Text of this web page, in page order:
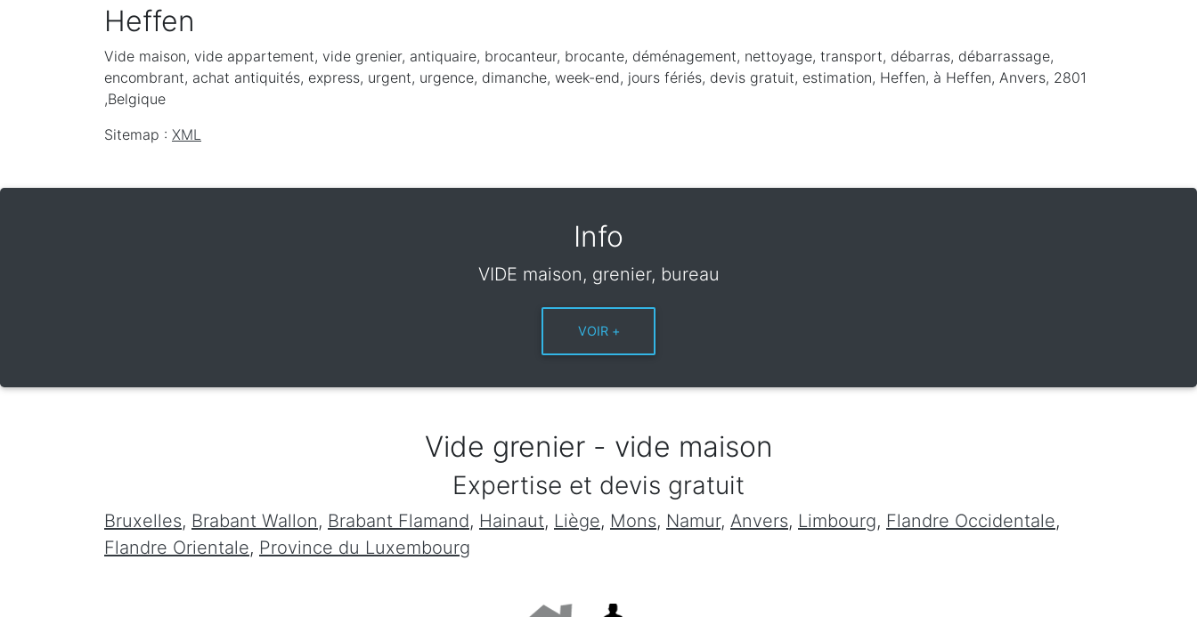
Heffen
Vide maison, vide appartement, vide grenier, antiquaire, brocanteur, brocante, déménagement, nettoyage, transport, débarras, débarrassage,
encombrant, achat antiquités, express, urgent, urgence, dimanche, week-end, jours fériés, devis gratuit, estimation, Heffen, à Heffen, Anvers, 2801
,Belgique
Sitemap : XML
Info
VIDE maison, grenier, bureau
Vide grenier - vide maison
Expertise et devis gratuit
Bruxelles, Brabant Wallon, Brabant Flamand, Hainaut, Liège, Mons, Namur, Anvers, Limbourg, Flandre Occidentale,
Flandre Orientale, Province du Luxembourg